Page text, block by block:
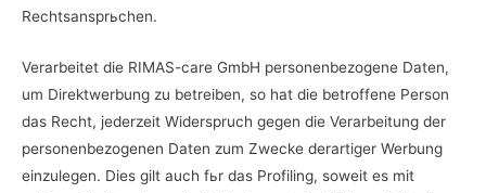
Rechtsansprьchen.
Verarbeitet die RIMAS-care GmbH personenbezogene Daten,
um Direktwerbung zu betreiben, so hat die betroffene Person
das Recht, jederzeit Widerspruch gegen die Verarbeitung der
personenbezogenen Daten zum Zwecke derartiger Werbung
einzulegen. Dies gilt auch fьr das Profiling, soweit es mit